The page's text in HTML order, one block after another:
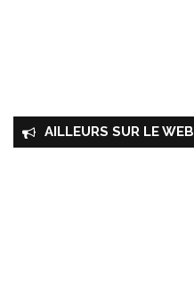
AILLEURS SUR LE WEB